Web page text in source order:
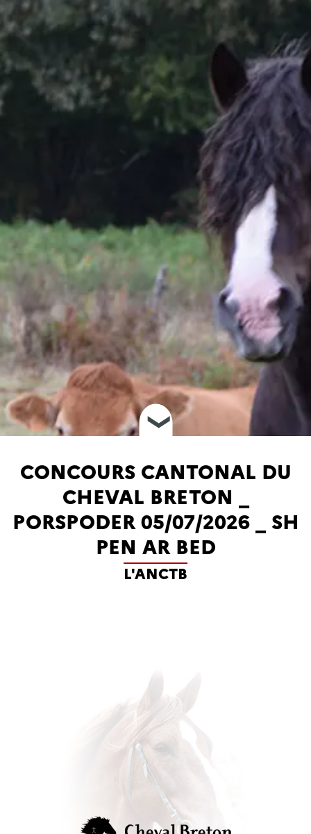
❮
CONCOURS CANTONAL DU
CHEVAL BRETON _
PORSPODER 05/07/2026 _ SH
PEN AR BED
L'ANCTB